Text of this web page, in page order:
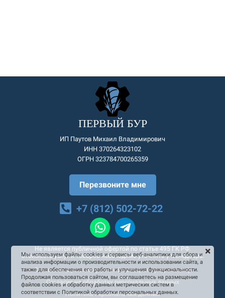
ПЕРВЫЙ БУР
ИП Паутов Михаил Владимирович
ИНН 370264323102
ОГРН 323784700265359
Перезвоните мне
+7 (812) 502-72-22
Не является публичной офертой по статье 495 ГК РФ.
Стоимость услуг и товаров необходимо уточнять у менеджера.
Согласие на рекламную и информационную рассылку
Согласие на обработку персональных данных
Политика персональных данных
Мы используем файлы cookies и сервисы веб-аналитики для сбора и
анализа информации о производительности и использовании сайта, а
также для обеспечения его работы и улучшения функциональности.
Продолжая пользоваться сайтом, вы соглашаетесь на размещение
файлов cookies и обработку данных метрических систем в
соответствии с Политикой обработки персональных данных.